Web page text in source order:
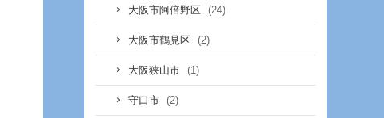
大阪市阿倍野区 (24)
大阪市鶴見区 (2)
大阪狭山市 (1)
守口市 (2)